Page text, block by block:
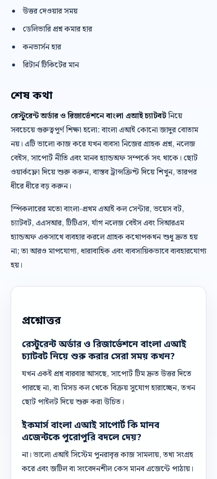
উত্তর দেওয়ার সময়
ডেলিভারি প্রশ্ন কমার হার
কনভার্সন হার
রিটার্ন টিকিটের মান
শেষ কথা
রেস্টুরেন্ট অর্ডার ও রিজার্ভেশনে বাংলা এআই চ্যাটবটনিয়ে
সবচেয়ে গুরুত্বপূর্ণ শিক্ষা হলো: বাংলা এআই কোনো জাদুর বোতাম
নয়। এটি ভালো কাজ করে যখন ব্যবসা নিজের গ্রাহক প্রশ্ন, নলেজ
বেইস, সাপোর্ট নীতি এবং মানব হ্যান্ডঅফ সম্পর্কে সৎ থাকে। ছোট
ওয়ার্কফ্লো দিয়ে শুরু করুন, বাস্তব ট্রান্সক্রিপ্ট দিয়ে শিখুন, তারপর
ধীরে ধীরে বড় করুন।
স্পিকলারের মতো বাংলা-প্রথম এআই কল সেন্টার, ভয়েস বট,
চ্যাটবট, এএসআর, টিটিএস, র্যাগ নলেজ বেইস এবং সিআরএম
হ্যান্ডঅফ একসাথে ব্যবহার করলে গ্রাহক কথোপকথন শুধু দ্রুত হয়
না; তা আরও মাপযোগ্য, ধারাবাহিক এবং ব্যবসায়িকভাবে ব্যবহারযোগ্য
হয়।
প্রশ্নোত্তর
রেস্টুরেন্ট অর্ডার ও রিজার্ভেশনে বাংলা এআই
চ্যাটবট নিয়ে শুরু করার সেরা সময় কখন?
যখন একই প্রশ্ন বারবার আসছে, সাপোর্ট টিম দ্রুত উত্তর দিতে
পারছে না, বা মিসড কল থেকে বিক্রয় সুযোগ হারাচ্ছেন, তখন
ছোট পাইলট দিয়ে শুরু করা উচিত।
ইকমার্স বাংলা এআই সাপোর্ট কি মানব
এজেন্টকে পুরোপুরি বদলে দেয়?
না। ভালো এআই সিস্টেম পুনরাবৃত্ত কাজ সামলায়, তথ্য সংগ্রহ
করে এবং জটিল বা সংবেদনশীল কেস মানব এজেন্টে পাঠায়।